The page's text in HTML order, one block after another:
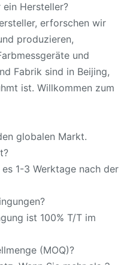
ein Hersteller?
erforschen wir
produzieren,
und
Fabrik sind in Beijing,
ist. Willkommen zum
globalen Markt.
1-3 Werktage nach der
ist 100% T/T im
(MOQ)?